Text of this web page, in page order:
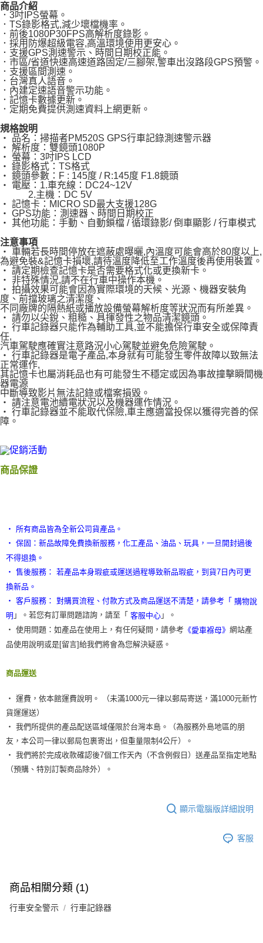
【注意事項】
１．透過由恩沛科技股份有限公司提供之「AFTEE先享後付」服務完成之交
易，需依本服務之必要範圍內提供個人資料，並將交易相關給付款項請求債
權轉讓予恩沛科技股份有限公司。
２．關於個人資料處理事宜，請瀏覽以下網址：
https://aftee.tw/terms/#terms3
３．未成年的使用者請事先徵得法定代理人或監護人之同意方可使用
「AFTEE先享後付」，若未經同意申辦者引起之損失，本公司不負相關責
任。
４．使用「AFTEE先享後付」時，將依據個別帳號之用戶狀況，依本公司即
時審查核予不同之上限額度；若仍有額度不足之情形，本公司將視審查結果
請求用戶進行身份認證。
５．嚴禁一人註冊多個帳號或使用他人資訊註冊。若發現惡意使用之情形，
恩沛科技股份有限公司將有權停止該用戶之使用額度並採取法律行動。
商品介紹
．3吋IPS螢幕。
．TS錄影格式,減少壞檔機率。
．前後1080P30FPS高解析度錄影。
．採用防爆超級電容,高溫環境使用更安心。
．支援GPS測速警示、時間日期校正能。
．市區/省道快速高速道路固定/三腳架,警車出沒路段GPS預警。
．支援區間測速。
．台灣真人語音。
．內建定速語音警示功能。
．記憶卡數據更新。
．定期免費提供測速資料上網更新。
規格說明
‧ 品名：掃描者PM520S GPS行車記錄測速警示器
‧ 解析度：雙鏡頭1080P
‧ 螢幕：3吋IPS LCD
‧ 錄影格式：TS格式
‧ 鏡頭參數：F : 145度 / R:145度 F1.8鏡頭
‧ 電壓：1.車充線：DC24~12V
2.主機：DC 5V
‧ 記憶卡：MICRO SD最大支援128G
‧ GPS功能：測速器、時間日期校正
‧ 其他功能：手動、自動鎖檔 / 循環錄影/ 倒車顯影 / 行車模式
注意事項
‧ 車輛若長時間停放在遮蔽處曝曬,內溫度可能會高於80度以上,
為避免裝&記憶卡損壞,請待溫度降低至工作溫度後再使用裝置。
‧ 請定期檢查記憶卡是否需要格式化或更換新卡。
‧ 非特殊情況,請不在行車中操作本機。
‧ 拍攝效果可能會因為實際環境的天候、光源、機器安裝角
度、前擋玻璃之清潔度、
不同廠牌的隔熱紙或播放設備螢幕解析度等狀況而有所差異。
‧ 請勿以尖銳、粗糙、具揮發性之物品清潔鏡頭。
‧ 行車記錄器只能作為輔助工具,並不能擔保行車安全或保障責
任,
汽車駕駛應確實注意路況小心駕駛並避免危險駕駛。
‧ 行車記錄器是電子產品,本身就有可能發生零件故障以致無法
正常運作,
其記憶卡也屬消耗品也有可能發生不穩定或因為事故撞擊瞬間機
器電源
中斷導致影片無法記錄或檔案損毀。
‧ 請注意電池續電狀況以及機器運作情況。
‧ 行車記錄器並不能取代保險,車主應適當投保以獲得完善的保
障。
商品保證
‧ 所有商品皆為全新公司貨產品。
‧ 保固：新品故障免費換新服務，化工產品、油品、玩具，一旦開封過後
不得退換。
‧ 售後服務： 若產品本身瑕疵或運送過程導致新品瑕疵，到貨7日內可更
換新品。
‧ 客戶服務： 對購買流程、付款方式及商品運送不清楚，請參考「 購物說
明 」。若您有訂單問題諮詢，請至「 客服中心 」。
‧ 使用問題：如產品在使用上，有任何疑問，請參考 《愛車褓母》 網站產
品使用說明或是[留言]給我們將會為您解決疑惑。
商品運送
‧ 運費，依本館運費說明。 （未滿1000元一律以郵局寄送，滿1000元新竹
貨運運送）
‧ 我們所提供的產品配送區域僅限於台灣本島。（為服務外島地區的朋
友，本公司一律以郵局包裹寄出，但重量限制4公斤）。
‧ 我們將於完成收款確認後7個工作天內（不含例假日）送產品至指定地點
（預購、特別訂製商品除外）。
顯示電腦版詳細說明
客服
商品相關分類 (1)
行車安全警示 行車記錄器